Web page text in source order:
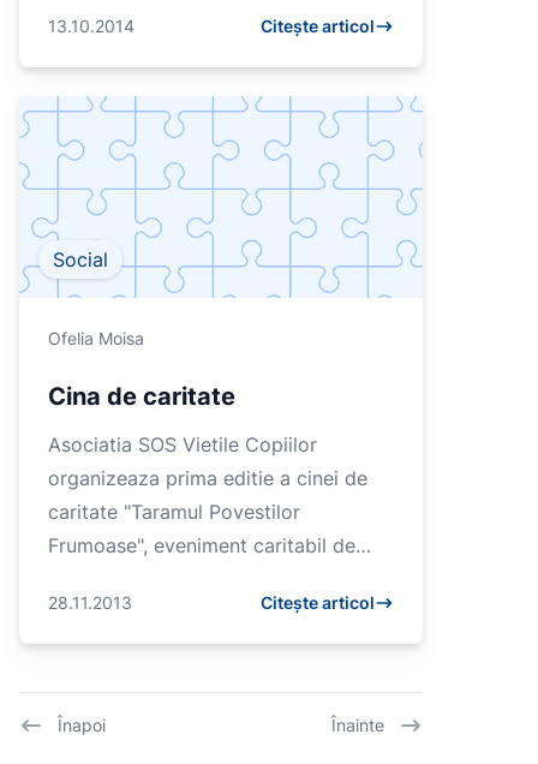
introducere Campionat...
13.10.2014 Citește articol
Social
Ofelia Moisa
Cina de caritate
Asociatia SOS Vietile Copiilor
organizeaza prima editie a cinei de
caritate "Taramul Povestilor
Frumoase", eveniment caritabil de
strangere fonduri pentru proie...
28.11.2013 Citește articol
Înapoi Înainte